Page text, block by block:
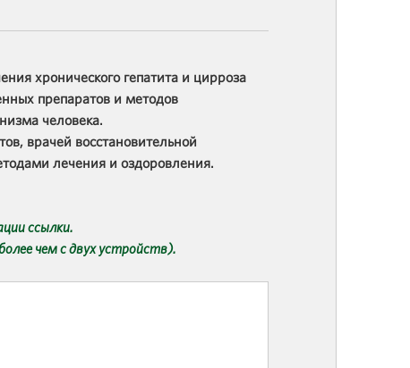
хронического гепатита и цирроза
препаратов и методов
человека.
врачей восстановительной
лечения и оздоровления.
ссылки.
чем с двух устройств).